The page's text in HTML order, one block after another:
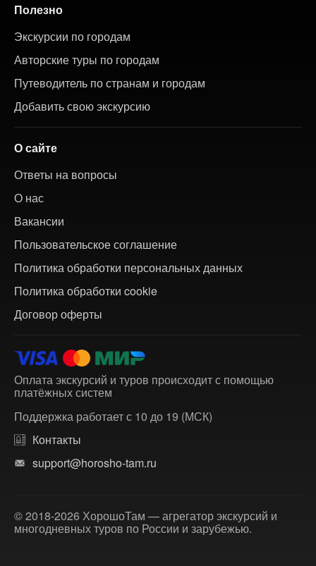
Полезно
Экскурсии по городам
Авторские туры по городам
Путеводитель по странам и городам
Добавить свою экскурсию
О сайте
Ответы на вопросы
О нас
Вакансии
Пользовательское соглашение
Политика обработки персональных данных
Политика обработки cookie
Договор оферты
Оплата экскурсий и туров происходит с помощью
платёжных систем
Поддержка работает с 10 до 19 (МСК)
Контакты
support@horosho-tam.ru
© 2018-2026 ХорошоТам — агрегатор экскурсий и
многодневных туров по России и зарубежью.